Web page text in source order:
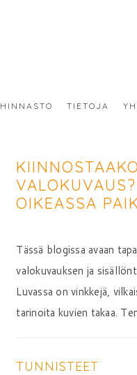
HINNASTO TIETOJA
KIINNOSTAAKO
OIKEASSA
Tässä blogissa avaan
valokuvauksen ja
Luvassa on vinkkejä,
tarinoita kuvien takaa.
TUNNISTEET